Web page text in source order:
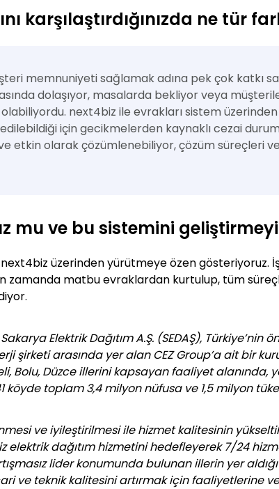
karşılaştırdığınızda ne tür
memnuniyeti sağlamak adına pek çok katkı
dolaşıyor, masalarda bekliyor veya
next4biz ile evrakları sistem
için gecikmelerden kaynaklı cezai
etkin olarak çözümlenebiliyor, çözüm süreçleri
mu ve bu sistemini
üzerinden yürütmeye özen gösteriyoruz.
zamanda matbu evraklardan kurtulup, tüm
Elektrik Dağıtım A.Ş. (SEDAŞ),
şirketi arasında yer alan CEZ Group’a ait bir
Bolu, Düzce illerini kapsayan faaliyet alanında,
köyde toplam 3,4 milyon nüfusa ve 1,5 milyon
ve iyileştirilmesi ile hizmet kalitesinin
dağıtım hizmetini hedefleyerek 7/24
lider konumunda bulunan illerin yer
ve teknik kalitesini artırmak için faaliyetlerine